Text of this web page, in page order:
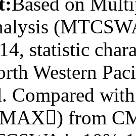
statistic
Western
Compared
from